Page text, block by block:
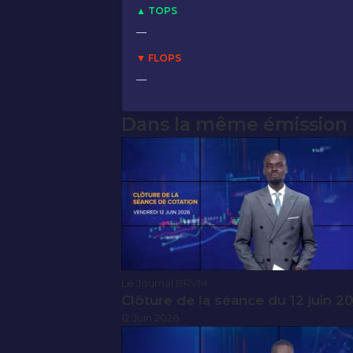
▲ TOPS
—
▼ FLOPS
—
Dans la même émission
Le Journal BRVM
Clôture de la séance du 12 juin